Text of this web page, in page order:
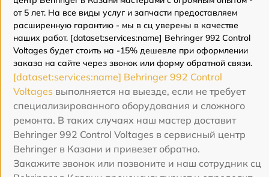
от 5 лет. На все виды услуг и запчасти предоставляем
расширенную гарантию - мы в сц уверены в качестве
наших работ. [dataset:services:name] Behringer 992 Control
Voltages будет стоить на -15% дешевле при оформлении
заказа на сайте через звонок или форму обратной связи.
[dataset:services:name] Behringer 992 Control
Voltages выполняется на выезде, если не требует
специализированного оборудования и сложного
ремонта. В таких случаях наш мастер доставит
Behringer 992 Control Voltages в сервисный центр
Behringer в Казани и привезет обратно.
Закажите звонок или позвоните и наш сотрудник сц